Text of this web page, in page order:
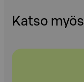
Katso myös